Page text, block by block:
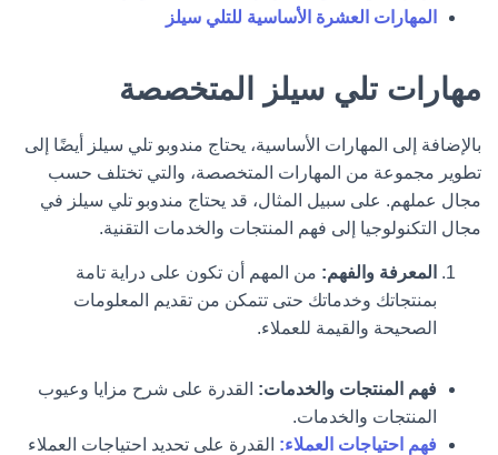
المهارات العشرة الأساسية للتلي سيلز
مهارات تلي سيلز المتخصصة
بالإضافة إلى المهارات الأساسية، يحتاج مندوبو تلي سيلز أيضًا إلى
تطوير مجموعة من المهارات المتخصصة، والتي تختلف حسب
مجال عملهم. على سبيل المثال، قد يحتاج مندوبو تلي سيلز في
مجال التكنولوجيا إلى فهم المنتجات والخدمات التقنية.
المعرفة والفهم: من المهم أن تكون على دراية تامة
بمنتجاتك وخدماتك حتى تتمكن من تقديم المعلومات
الصحيحة والقيمة للعملاء.
فهم المنتجات والخدمات: القدرة على شرح مزايا وعيوب
المنتجات والخدمات.
فهم احتياجات العملاء: القدرة على تحديد احتياجات العملاء